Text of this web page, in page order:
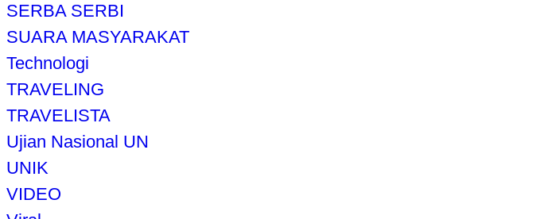
SERBA SERBI
SUARA MASYARAKAT
Technologi
TRAVELING
TRAVELISTA
Ujian Nasional UN
UNIK
VIDEO